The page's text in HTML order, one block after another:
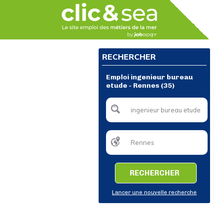
RECHERCHER
Emploi ingenieur bureau
etude - Rennes (35)
RECHERCHER
Lancer une nouvelle recherche